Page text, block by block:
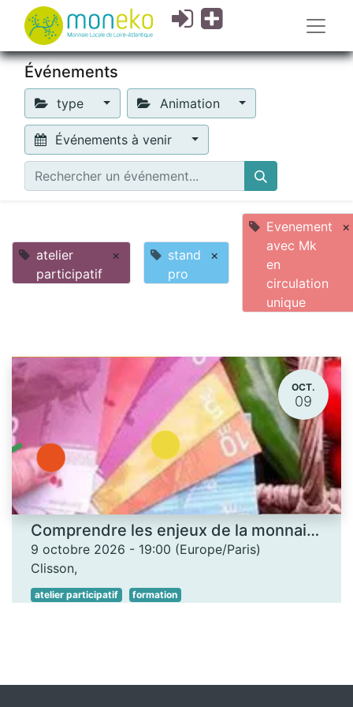
Événements
type Animation
Événements à venir
atelier
participatif
×
stand
pro
×
Evenement
avec Mk
en
circulation
unique
×
OCT.
09
Comprendre les enjeux de la monnaie locale - Les Ateliers des savoirs
9 octobre 2026 - 19:00 (Europe/Paris)
Clisson,
atelier participatif formation